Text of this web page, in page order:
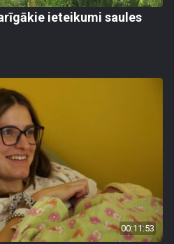
ieteikumi saules
00:11:53